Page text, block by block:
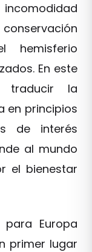
hemisferio
En este
traducir la
en principios
de interés
al mundo
el bienestar
Europa
primer lugar